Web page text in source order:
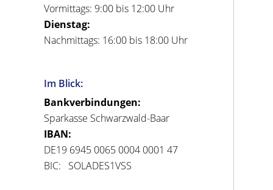
Vormittags: 9:00 bis 12:00 Uhr
Dienstag:
Nachmittags: 16:00 bis 18:00 Uhr
Im Blick:
Bankverbindungen:
Sparkasse Schwarzwald-Baar
IBAN:
DE19 6945 0065 0004 0001 47
BIC: SOLADES1VSS